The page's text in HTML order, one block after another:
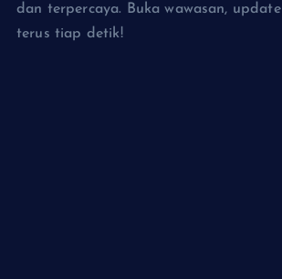
dan terpercaya. Buka wawasan, update
terus tiap detik!